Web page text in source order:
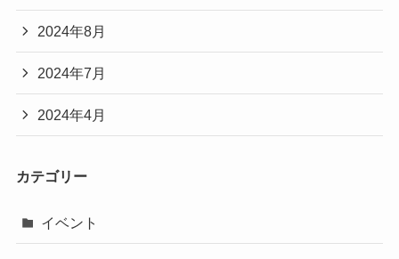
2024年8月
2024年7月
2024年4月
カテゴリー
イベント